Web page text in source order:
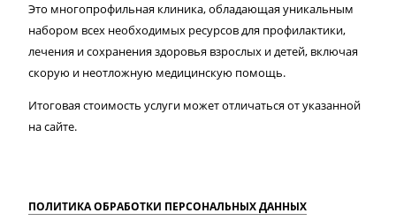
Это многопрофильная клиника, обладающая уникальным
набором всех необходимых ресурсов для профилактики,
лечения и сохранения здоровья взрослых и детей, включая
скорую и неотложную медицинскую помощь.
Итоговая стоимость услуги может отличаться от указанной
на сайте.
ПОЛИТИКА ОБРАБОТКИ ПЕРСОНАЛЬНЫХ ДАННЫХ